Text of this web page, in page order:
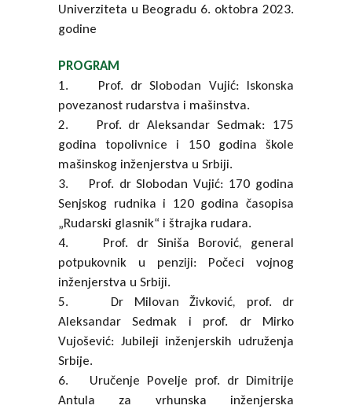
Univerziteta u Beogradu 6. oktobra 2023.
godine
PROGRAM
1. Prof. dr Slobodan Vujić: Iskonska
povezanost rudarstva i mašinstva.
2. Prof. dr Aleksandar Sedmak: 175
godina topolivnice i 150 godina škole
mašinskog inženjerstva u Srbiji.
3. Prof. dr Slobodan Vujić: 170 godina
Senjskog rudnika i 120 godina časopisa
„Rudarski glasnik“ i štrajka rudara.
4. Prof. dr Siniša Borović, general
potpukovnik u penziji: Počeci vojnog
inženjerstva u Srbiji.
5. Dr Milovan Živković, prof. dr
Aleksandar Sedmak i prof. dr Mirko
Vujošević: Jubileji inženjerskih udruženja
Srbije.
6. Uručenje Povelje prof. dr Dimitrije
Antula za vrhunska inženjerska